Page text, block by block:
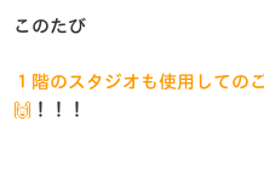
このたび
１階のスタジオも使用しての
🙌 ！！！